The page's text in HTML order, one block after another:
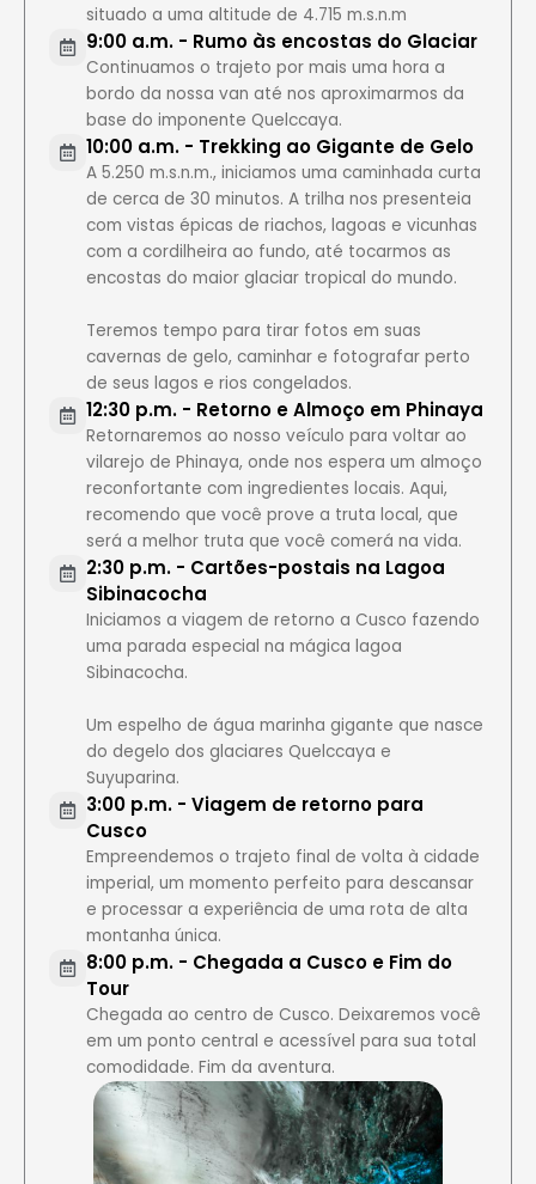
situado a uma altitude de 4.715 m.s.n.m
9:00 a.m. - Rumo às encostas do Glaciar
Continuamos o trajeto por mais uma hora a
bordo da nossa van até nos aproximarmos da
base do imponente Quelccaya.
10:00 a.m. - Trekking ao Gigante de Gelo
A 5.250 m.s.n.m., iniciamos uma caminhada curta
de cerca de 30 minutos. A trilha nos presenteia
com vistas épicas de riachos, lagoas e vicunhas
com a cordilheira ao fundo, até tocarmos as
encostas do maior glaciar tropical do mundo.
Teremos tempo para tirar fotos em suas
cavernas de gelo, caminhar e fotografar perto
de seus lagos e rios congelados.
12:30 p.m. - Retorno e Almoço em Phinaya
Retornaremos ao nosso veículo para voltar ao
vilarejo de Phinaya, onde nos espera um almoço
reconfortante com ingredientes locais. Aqui,
recomendo que você prove a truta local, que
será a melhor truta que você comerá na vida.
2:30 p.m. - Cartões-postais na Lagoa
Sibinacocha
Iniciamos a viagem de retorno a Cusco fazendo
uma parada especial na mágica lagoa
Sibinacocha.
Um espelho de água marinha gigante que nasce
do degelo dos glaciares Quelccaya e
Suyuparina.
3:00 p.m. - Viagem de retorno para
Cusco
Empreendemos o trajeto final de volta à cidade
imperial, um momento perfeito para descansar
e processar a experiência de uma rota de alta
montanha única.
8:00 p.m. - Chegada a Cusco e Fim do
Tour
Chegada ao centro de Cusco. Deixaremos você
em um ponto central e acessível para sua total
comodidade. Fim da aventura.